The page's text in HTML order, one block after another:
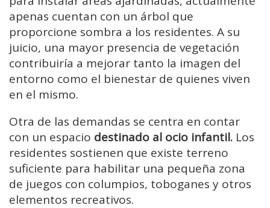
apenas cuentan con un árbol que
proporcione sombra a los residentes. A su
juicio, una mayor presencia de vegetación
contribuiría a mejorar tanto la imagen del
entorno como el bienestar de quienes viven
en el mismo.
Otra de las demandas se centra en contar
con un espacio destinado al ocio infantil. Los
residentes sostienen que existe terreno
suficiente para habilitar una pequeña zona
de juegos con columpios, toboganes y otros
elementos recreativos.